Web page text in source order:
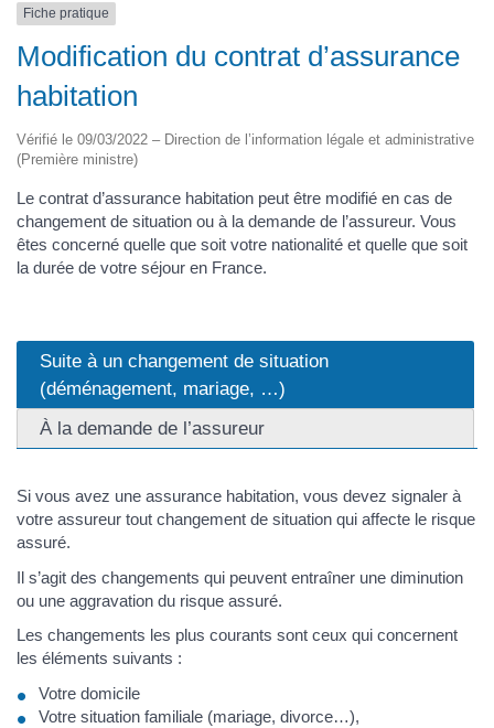
Fiche pratique
Modification du contrat d’assurance
habitation
Vérifié le 09/03/2022 – Direction de l’information légale et administrative
(Première ministre)
Le contrat d’assurance habitation peut être modifié en cas de
changement de situation ou à la demande de l’assureur. Vous
êtes concerné quelle que soit votre nationalité et quelle que soit
la durée de votre séjour en France.
Suite à un changement de situation
(déménagement, mariage, …)
À la demande de l’assureur
Si vous avez une assurance habitation, vous devez signaler à
votre assureur tout changement de situation qui affecte le risque
assuré.
Il s’agit des changements qui peuvent entraîner une diminution
ou une aggravation du risque assuré.
Les changements les plus courants sont ceux qui concernent
les éléments suivants :
Votre domicile
Votre situation familiale (mariage, divorce…),